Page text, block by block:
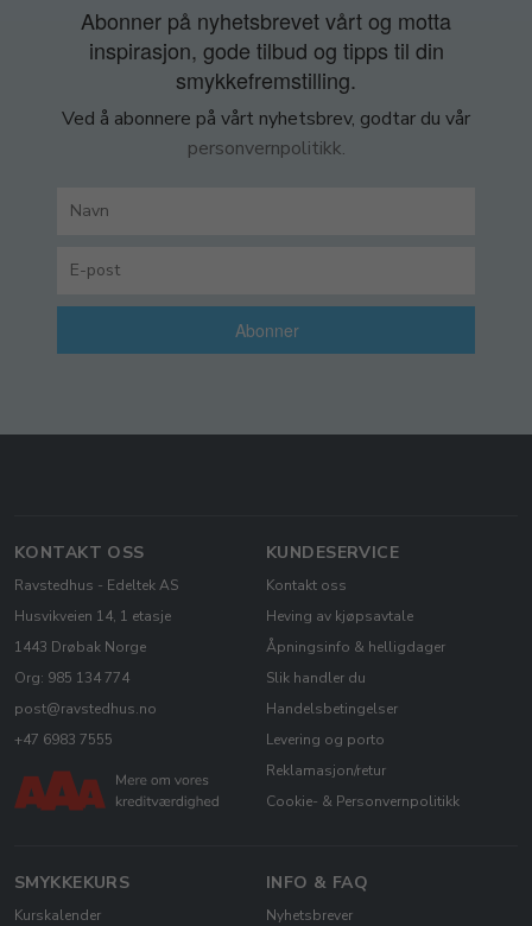
Abonner på nyhetsbrevet vårt og motta
inspirasjon, gode tilbud og tipps til din
smykkefremstilling.
Ved å abonnere på vårt nyhetsbrev, godtar du vår
personvernpolitikk.
Abonner
KONTAKT OSS
Ravstedhus - Edeltek AS
Husvikveien 14, 1 etasje
1443 Drøbak Norge
Org: 985 134 774
post@ravstedhus.no
+47 6983 7555
KUNDESERVICE
Kontakt oss
Heving av kjøpsavtale
Åpningsinfo & helligdager
Slik handler du
Handelsbetingelser
Levering og porto
Reklamasjon/retur
Cookie- & Personvernpolitikk
SMYKKEKURS
Kurskalender
INFO & FAQ
Nyhetsbrever